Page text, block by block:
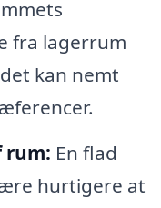
fra lagerrum
kan nemt
rum: En flad
hurtigere at